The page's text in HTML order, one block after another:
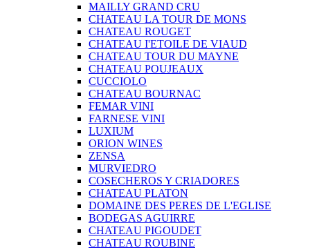
MAILLY GRAND CRU
CHATEAU LA TOUR DE MONS
CHATEAU ROUGET
CHATEAU I'ETOILE DE VIAUD
CHATEAU TOUR DU MAYNE
CHATEAU POUJEAUX
CUCCIOLO
CHATEAU BOURNAC
FEMAR VINI
FARNESE VINI
LUXIUM
ORION WINES
ZENSA
MURVIEDRO
COSECHEROS Y CRIADORES
CHATEAU PLATON
DOMAINE DES PERES DE L'EGLISE
BODEGAS AGUIRRE
CHATEAU PIGOUDET
CHATEAU ROUBINE